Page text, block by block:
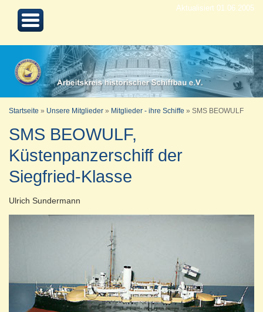
Aktualisiert 01.06.2005
Startseite » Unsere Mitglieder » Mitglieder - ihre Schiffe » SMS BEOWULF
SMS BEOWULF,
Küstenpanzerschiff der
Siegfried-Klasse
Ulrich Sundermann